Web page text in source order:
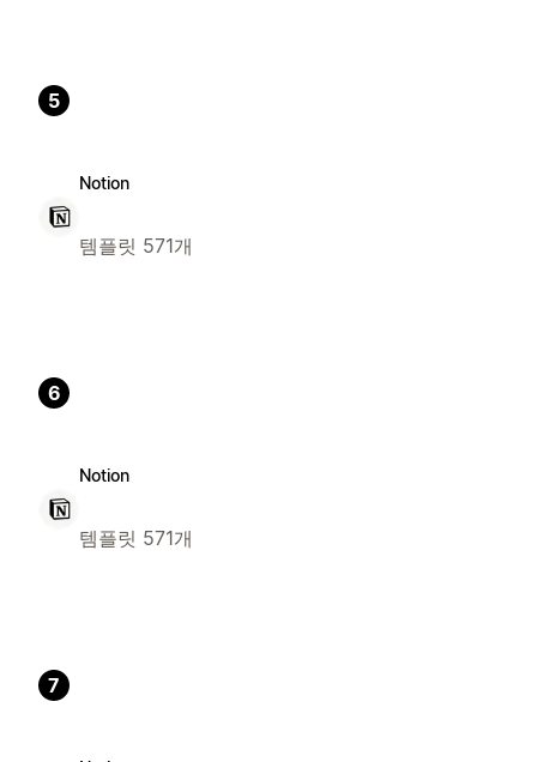
5
Notion
템플릿 571개
6
Notion
템플릿 571개
7